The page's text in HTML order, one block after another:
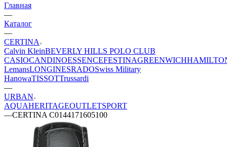
Главная
—
Каталог
—
CERTINA
Calvin KleinBEVERLY HILLS POLO CLUB
CASIOCANDINOESSENCEFESTINAGREENWICH
LemansLONGINESRADOSwiss Military
HanowaTISSOTTrussardi
—
URBAN
AQUAHERITAGEOUTLETSPORT
—CERTINA C0144171605100